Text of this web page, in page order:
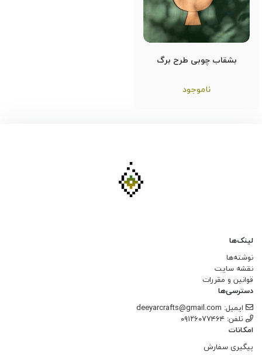
بشقاب چوبی طرح برگ
ناموجود
لینک‌ها
نوشته‌ها
نقشه سایت
قوانین و مقررات
دسترسی‌ها
ایمیل: deeyarcrafts@gmail.com
تلفن: ۰۹۱۲۶۰۷۷۴۶۴
امکانات
پیگیری سفارش